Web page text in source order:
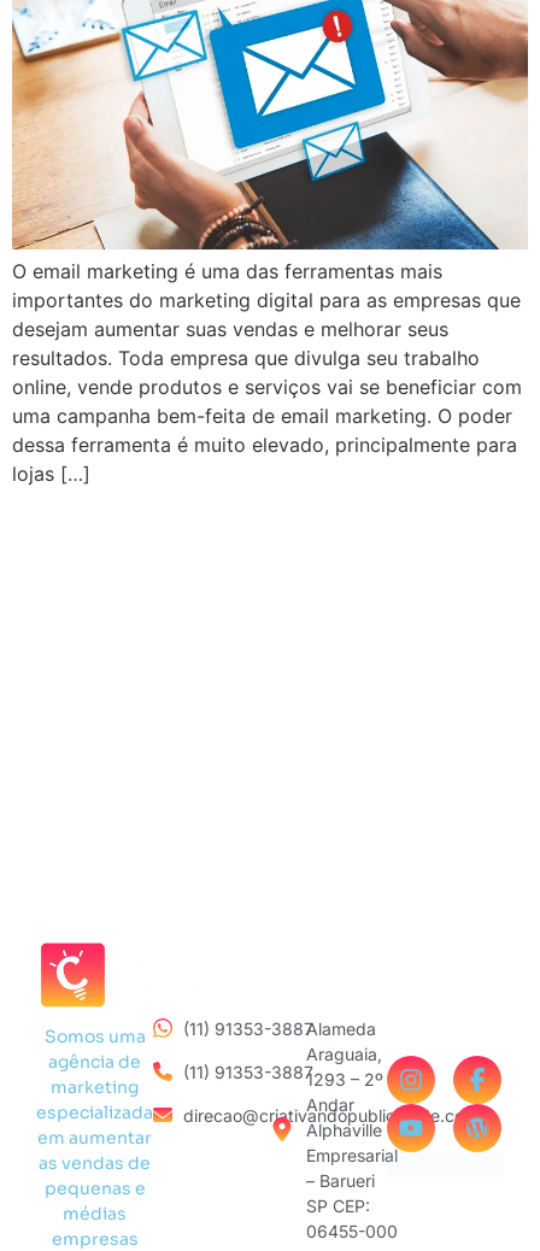
O email marketing é uma das ferramentas mais
importantes do marketing digital para as empresas que
desejam aumentar suas vendas e melhorar seus
resultados. Toda empresa que divulga seu trabalho
online, vende produtos e serviços vai se beneficiar com
uma campanha bem-feita de email marketing. O poder
dessa ferramenta é muito elevado, principalmente para
lojas […]
Somos uma
agência de
marketing
especializada
em aumentar
as vendas de
pequenas e
médias
empresas
(11) 91353-3887
(11) 91353-3887
direcao@criativandopublicidade.com
Alameda
Araguaia,
1293 – 2º
Andar
Alphaville
Empresarial
– Barueri
SP CEP:
06455-000